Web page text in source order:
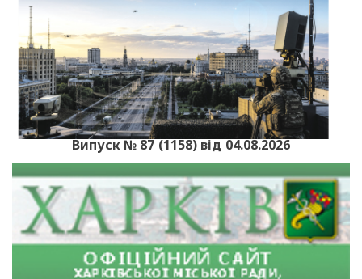
Випуск № 87 (1158) від 04.08.2026